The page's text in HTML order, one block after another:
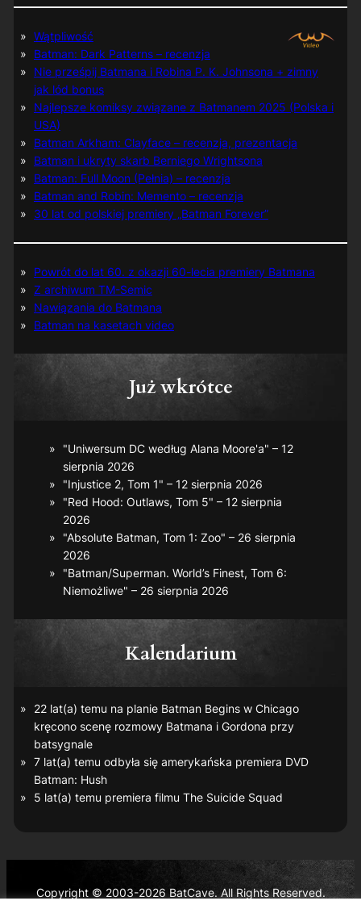
Wątpliwość
Batman: Dark Patterns – recenzja
Nie prześpij Batmana i Robina P. K. Johnsona + zimny
jak lód bonus
Najlepsze komiksy związane z Batmanem 2025 (Polska i
USA)
Batman Arkham: Clayface – recenzja, prezentacja
Batman i ukryty skarb Berniego Wrightsona
Batman: Full Moon (Pełnia) – recenzja
Batman and Robin: Memento – recenzja
30 lat od polskiej premiery „Batman Forever”
Powrót do lat 60. z okazji 60-lecia premiery Batmana
Z archiwum TM-Semic
Nawiązania do Batmana
Batman na kasetach video
Już wkrótce
"Uniwersum DC według Alana Moore'a" – 12
sierpnia 2026
"Injustice 2, Tom 1" – 12 sierpnia 2026
"Red Hood: Outlaws, Tom 5" – 12 sierpnia
2026
"Absolute Batman, Tom 1: Zoo" – 26 sierpnia
2026
"Batman/Superman. World’s Finest, Tom 6:
Niemożliwe" – 26 sierpnia 2026
Kalendarium
22 lat(a) temu na planie Batman Beginsw Chicago
kręcono scenę rozmowy Batmana i Gordona przy
batsygnale
7 lat(a) temu odbyła się amerykańska premiera DVD
Batman: Hush
5 lat(a) temu premiera filmu The Suicide Squad
Copyright © 2003-2026 BatCave. All Rights Reserved.